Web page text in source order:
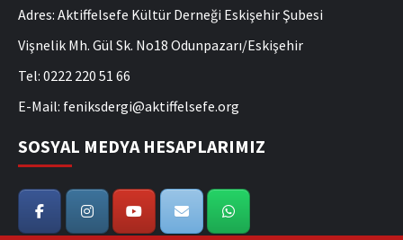
Adres: Aktiffelsefe Kültür Derneği Eskişehir Şubesi
Vişnelik Mh. Gül Sk. No18 Odunpazarı/Eskişehir
Tel: 0222 220 51 66
E-Mail: feniksdergi@aktiffelsefe.org
SOSYAL MEDYA HESAPLARIMIZ